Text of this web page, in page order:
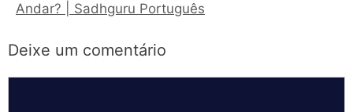
Andar? | Sadhguru Português
Deixe um comentário